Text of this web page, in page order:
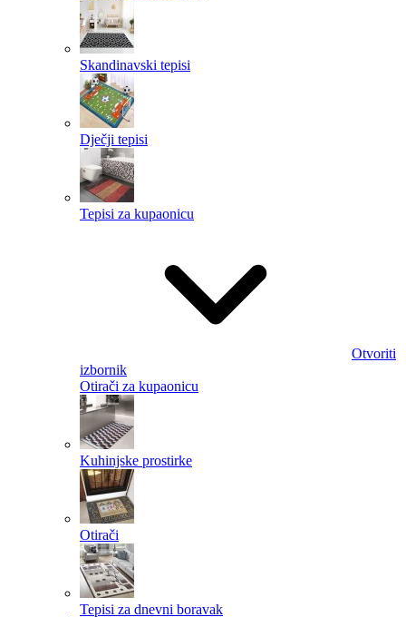
Skandinavski tepisi
Dječji tepisi
Tepisi za kupaonicu
Otvoriti
izbornik
Otirači za kupaonicu
Kuhinjske prostirke
Otirači
Tepisi za dnevni boravak